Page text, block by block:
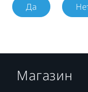
Да
Магазин